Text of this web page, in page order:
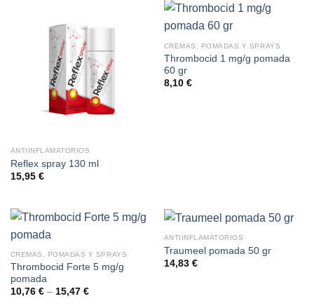
ANTIINFLAMATORIOS
Reflex spray 130 ml
15,95 €
CREMAS, POMADAS Y SPRAYS
Thrombocid 1 mg/g pomada
60 gr
8,10 €
CREMAS, POMADAS Y SPRAYS
Thrombocid Forte 5 mg/g
pomada
10,76 €– 15,47 €
ANTIINFLAMATORIOS
Traumeel pomada 50 gr
14,83 €